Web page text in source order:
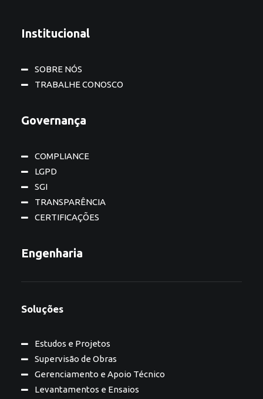
Institucional
SOBRE NÓS
TRABALHE CONOSCO
Governança
COMPLIANCE
LGPD
SGI
TRANSPARÊNCIA
CERTIFICAÇÕES
Engenharia
Soluções
Estudos e Projetos
Supervisão de Obras
Gerenciamento e Apoio Técnico
Levantamentos e Ensaios